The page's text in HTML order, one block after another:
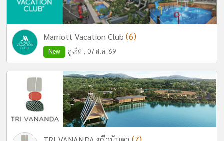
Marriott Vacation Club(6)
New ภูเก็ต , 07 ส.ค. 69